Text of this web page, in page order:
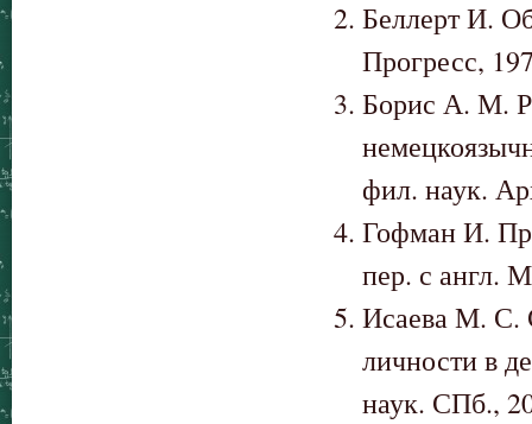
Беллерт И.
Прогресс,
Борис А. М.
фил. наук.
Гофман И.
пер. с англ.
Исаева М. С.
личности в
наук. СПб.,